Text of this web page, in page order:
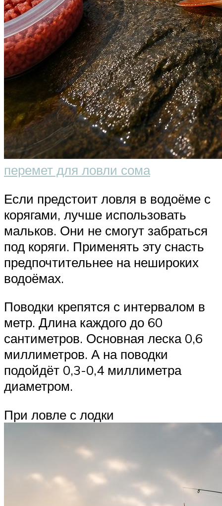
перемет для ловли сома
Если предстоит ловля в водоёме с
корягами, лучше использовать
мальков. Они не смогут забраться
под коряги. Применять эту снасть
предпочтительнее на нешироких
водоёмах.
Поводки крепятся с интервалом в
метр. Длина каждого до 60
сантиметров. Основная леска 0,6
миллиметров. А на поводки
подойдёт 0,3-0,4 миллиметра
диаметром.
При ловле с лодки